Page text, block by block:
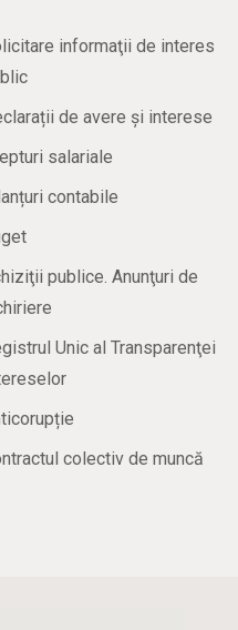
informaţii de interes
de avere și interese
salariale
contabile
publice. Anunţuri de
Unic al Transparenţei
colectiv de muncă